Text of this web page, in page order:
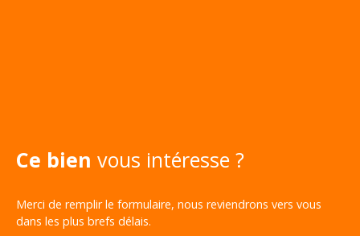
Ce bien vous intéresse ?
Merci de remplir le formulaire, nous reviendrons vers vous
dans les plus brefs délais.